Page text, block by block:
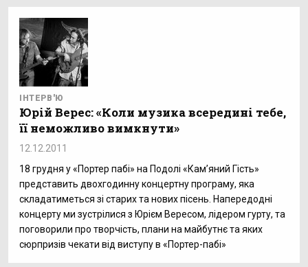
ІНТЕРВ'Ю
Юрій Верес: «Коли музика всередині тебе,
її неможливо вимкнути»
12.12.2011
18 грудня у «Портер пабі» на Подолі «Кам’яний Гість»
представить двохгодинну концертну програму, яка
складатиметься зі старих та нових пісень. Напередодні
концерту ми зустрілися з Юрієм Вересом, лідером гурту, та
поговорили про творчість, плани на майбутнє та яких
сюрпризів чекати від виступу в «Портер-пабі»